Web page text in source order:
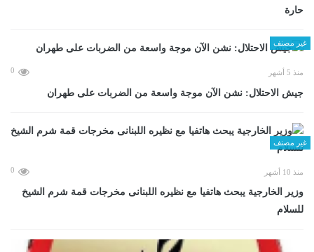
حارة
غير مصنف
منذ 5 أشهر 0
جيش الاحتلال: نشن الآن موجة واسعة من الضربات على طهران
غير مصنف
منذ 10 أشهر 0
وزير الخارجية يبحث هاتفيا مع نظيره اللبنانى مخرجات قمة شرم الشيخ
للسلام